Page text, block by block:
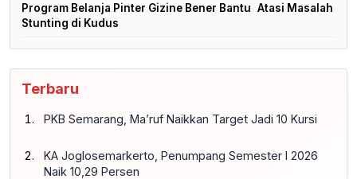
Program Belanja Pinter Gizine Bener Bantu Atasi Masalah
Stunting di Kudus
Terbaru
PKB Semarang, Ma’ruf Naikkan Target Jadi 10 Kursi
KA Joglosemarkerto, Penumpang Semester I 2026
Naik 10,29 Persen